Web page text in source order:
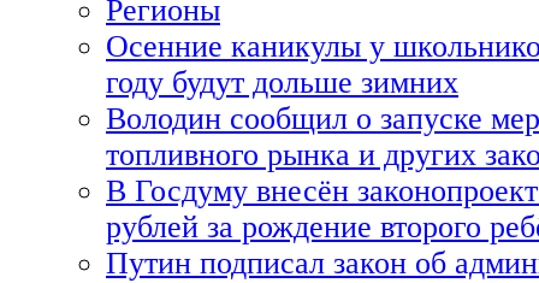
Регионы
Осенние каникулы у
году будут дольше зимних
Володин сообщил о запуске
топливного рынка и других
В Госдуму внесён
рублей за рождение второго
Путин подписал закон об